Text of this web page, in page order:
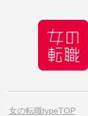
女の転職typeTOP